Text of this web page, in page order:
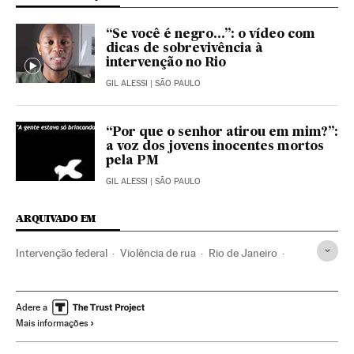
“Se você é negro...”: o vídeo com
dicas de sobrevivência à
intervenção no Rio
GIL ALESSI | SÃO PAULO
“Por que o senhor atirou em mim?”:
a voz dos jovens inocentes mortos
pela PM
GIL ALESSI | SÃO PAULO
ARQUIVADO EM
Intervenção federal Violência de rua Rio de Janeiro
Desordens públicas Homicídios
Presidente Brasil
Adere a
Mais informações